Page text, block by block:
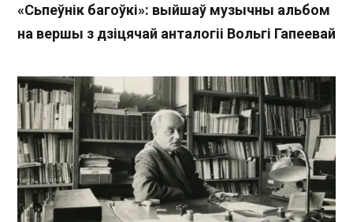
«Сьпеўнік багоўкі»: выйшаў музычны альбом
на вершы з дзіцячай анталогіі Вольгі Гапеевай